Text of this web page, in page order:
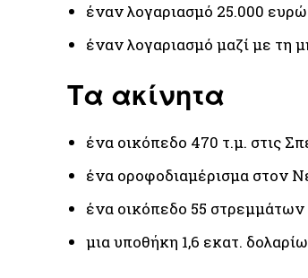
έναν λογαριασμό 25.000
έναν λογαριασμό μαζί με τη
Τα ακίνητα
ένα οικόπεδο 470 τ.μ. στις
ένα οροφοδιαμέρισμα στον
ένα οικόπεδο 55
μια υποθήκη 1,6 εκατ.